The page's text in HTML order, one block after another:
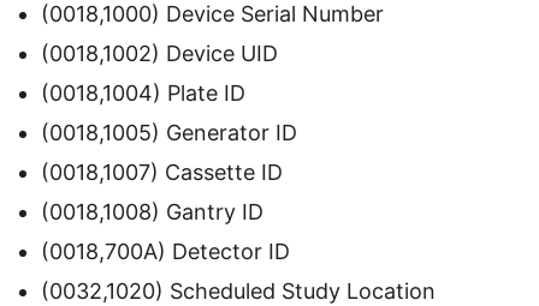
(0018,1000) Device Serial Number
(0018,1002) Device UID
(0018,1004) Plate ID
(0018,1005) Generator ID
(0018,1007) Cassette ID
(0018,1008) Gantry ID
(0018,700A) Detector ID
(0032,1020) Scheduled Study Location